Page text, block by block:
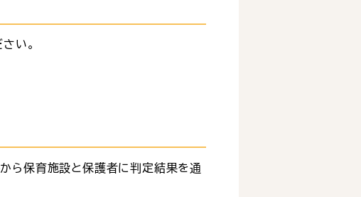
い。
ら保育施設と保護者に判定結果を通